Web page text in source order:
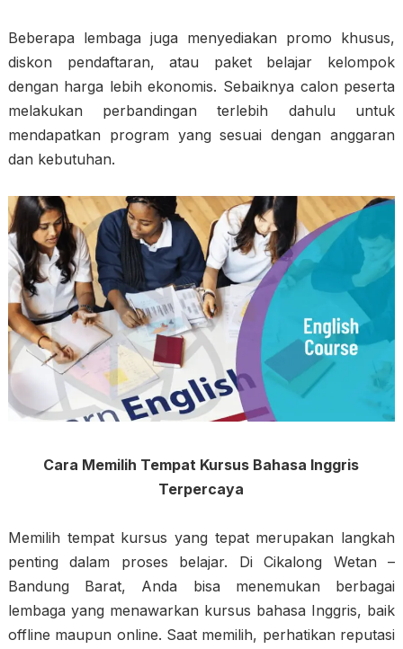
Beberapa lembaga juga menyediakan promo khusus,
diskon pendaftaran, atau paket belajar kelompok
dengan harga lebih ekonomis. Sebaiknya calon peserta
melakukan perbandingan terlebih dahulu untuk
mendapatkan program yang sesuai dengan anggaran
dan kebutuhan.
Cara Memilih Tempat Kursus Bahasa Inggris
Terpercaya
Memilih tempat kursus yang tepat merupakan langkah
penting dalam proses belajar. Di Cikalong Wetan –
Bandung Barat, Anda bisa menemukan berbagai
lembaga yang menawarkan kursus bahasa Inggris, baik
offline maupun online. Saat memilih, perhatikan reputasi